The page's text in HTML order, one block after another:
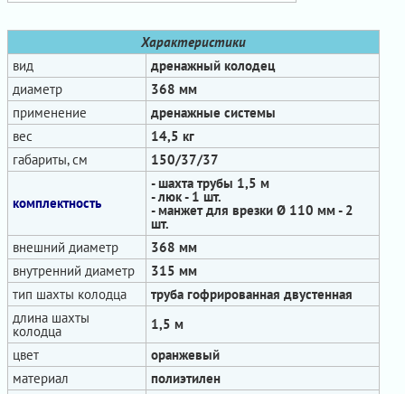
Характеристики
вид
дренажный колодец
диаметр
368 мм
применение
дренажные системы
вес
14,5 кг
габариты, см
150/37/37
комплектность
- шахта трубы 1,5 м
- люк - 1 шт.
- манжет для врезки Ø 110 мм - 2
шт.
внешний диаметр
368 мм
внутренний диаметр
315 мм
тип шахты колодца
труба гофрированная двустенная
длина шахты
колодца
1,5 м
цвет
оранжевый
материал
полиэтилен